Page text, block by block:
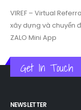
VIREF – Virtual
xây dựng và chuyển
ZALO Mini App
Get In Touch
NEWSLETTER